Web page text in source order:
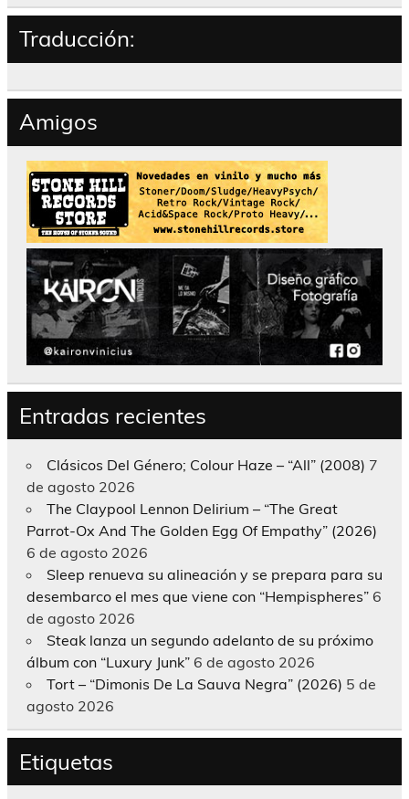
Traducción:
Amigos
Entradas recientes
Clásicos Del Género; Colour Haze – “All” (2008) 7
de agosto 2026
The Claypool Lennon Delirium – “The Great
Parrot-Ox And The Golden Egg Of Empathy” (2026)
6 de agosto 2026
Sleep renueva su alineación y se prepara para su
desembarco el mes que viene con “Hempispheres” 6
de agosto 2026
Steak lanza un segundo adelanto de su próximo
álbum con “Luxury Junk” 6 de agosto 2026
Tort – “Dimonis De La Sauva Negra” (2026) 5 de
agosto 2026
Etiquetas